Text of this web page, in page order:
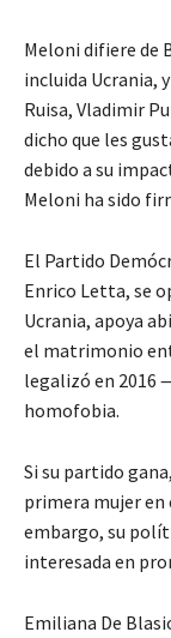
Meloni difiere de
incluida Ucrania,
Ruisa, Vladimir
dicho que les
debido a su
Meloni ha sido
El Partido
Enrico Letta, se
Ucrania, apoya
el matrimonio
legalizó en 2016
homofobia.
Si su partido
primera mujer en
embargo, su
interesada en
Emiliana De